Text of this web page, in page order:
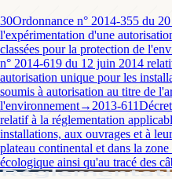
30Ordonnance n° 2014-355 du
l'expérimentation d'une
classées pour la protection de
n° 2014-619 du 12 juin 2014
autorisation unique pour les
soumis à autorisation au titre de
l'environnement→2013-611
relatif à la réglementation
installations, aux ouvrages et à
plateau continental et dans la
écologique ainsi qu'au tracé des